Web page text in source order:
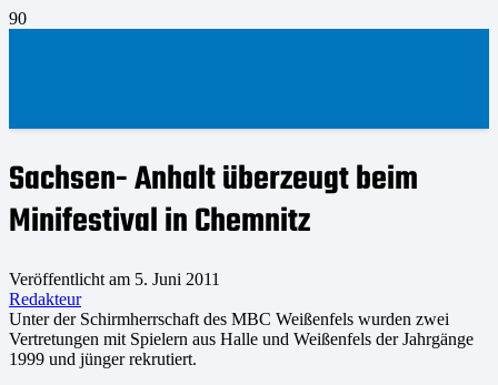
Sachsen- Anhalt überzeugt beim
Minifestival in Chemnitz
Veröffentlicht am 5. Juni 2011
Redakteur
Unter der Schirmherrschaft des MBC Weißenfels wurden zwei
Vertretungen mit Spielern aus Halle und Weißenfels der Jahrgänge
1999 und jünger rekrutiert.